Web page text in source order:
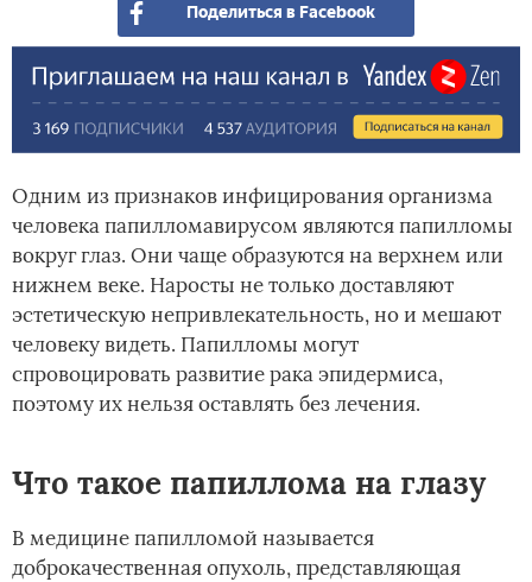
Поделиться в Facebook
Одним из признаков инфицирования организма
человека папилломавирусом являются папилломы
вокруг глаз. Они чаще образуются на верхнем или
нижнем веке. Наросты не только доставляют
эстетическую непривлекательность, но и мешают
человеку видеть. Папилломы могут
спровоцировать развитие рака эпидермиса,
поэтому их нельзя оставлять без лечения.
Что такое папиллома на глазу
В медицине папилломой называется
доброкачественная опухоль, представляющая